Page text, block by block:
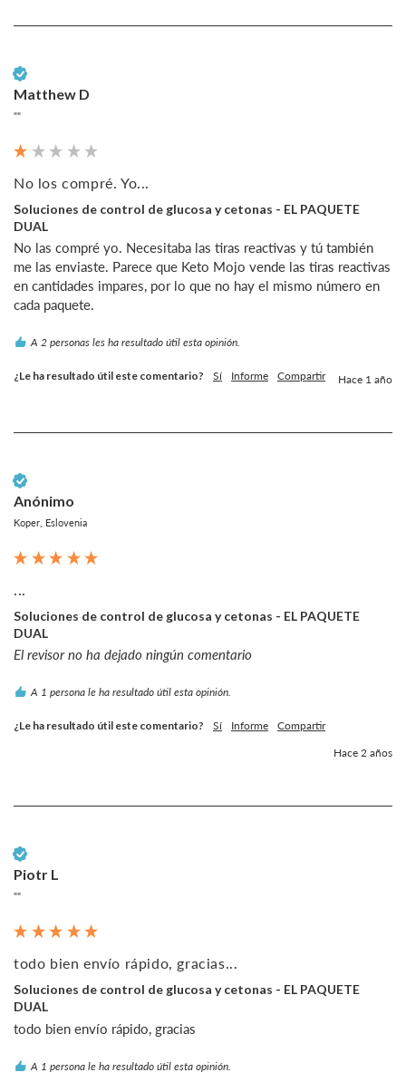
Matthew D
""
No los compré. Yo...
Soluciones de control de glucosa y cetonas - EL PAQUETE
DUAL
No las compré yo. Necesitaba las tiras reactivas y tú también
me las enviaste. Parece que Keto Mojo vende las tiras reactivas
en cantidades impares, por lo que no hay el mismo número en
cada paquete.
A 2 personas les ha resultado útil esta opinión.
¿Le ha resultado útil este comentario? Sí Informe Compartir Hace 1 año
Anónimo
Koper, Eslovenia
...
Soluciones de control de glucosa y cetonas - EL PAQUETE
DUAL
El revisor no ha dejado ningún comentario
A 1 persona le ha resultado útil esta opinión.
¿Le ha resultado útil este comentario? Sí Informe
Compartir
Hace 2 años
Piotr L
""
todo bien envío rápido, gracias...
Soluciones de control de glucosa y cetonas - EL PAQUETE
DUAL
todo bien envío rápido, gracias
A 1 persona le ha resultado útil esta opinión.